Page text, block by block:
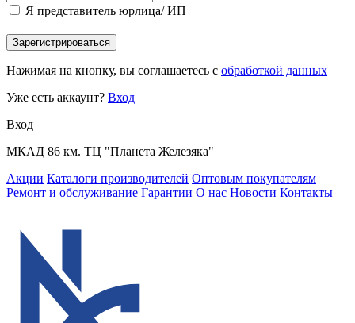
Я представитель юрлица/ ИП
Зарегистрироваться
Нажимая на кнопку, вы соглашаетесь с обработкой данных
Уже есть аккаунт? Вход
Вход
МКАД 86 км. ТЦ "Планета Железяка"
Акции Каталоги производителей Оптовым покупателям
Ремонт и обслуживание Гарантии О нас Новости Контакты